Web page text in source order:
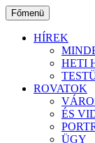
Ugrás
a
tartalomhoz
Főmenü
HÍREK
HETI
ROVATOK
ÉS
ÜGY